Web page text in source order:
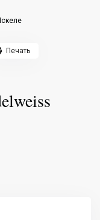
Печать